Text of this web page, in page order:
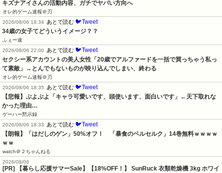
キズナアイさんの活動内容、ガチでヤバい方向へ
オレ的ゲーム速報＠刃
2026/08/06 18:34 あとで読む 🐦Tweet
34歳の女子てどういうイメージ？？
ふぇー速
2026/08/06 22:00
あとで読む 🐦Tweet
セクシー系アカウントの美人女性「20歳でアルファードを一括で買っちゃう私っ
て素敵」→とんでもないものが映り込んでしまい、終わる
オレ的ゲーム速報＠刃
2026/08/06 18:35
あとで読む 🐦Tweet
【悲報】ぷよぷよ「キャラ可愛いです、頭使います、面白いです」←天下取れな
かった理由…
ゲーハー黙示録
2026/08/06 18:33
あとで読む 🐦Tweet
【朗報】「はだしのゲン」50%オフ！　「暴食のベルセルク」14巻無料ｗｗｗｗ
ｗｗ
watch＠２ちゃんねる
2026/08/06
[PR] 【暮らし応援サマーSale】【18%OFF！】 SunRuck 衣類乾燥機 3kg ホワイ